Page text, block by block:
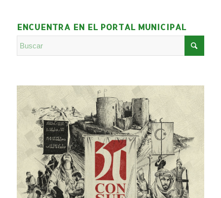
ENCUENTRA EN EL PORTAL MUNICIPAL